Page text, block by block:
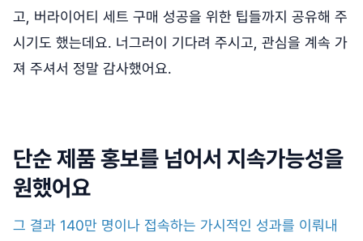
고, 버라이어티 세트 구매 성공을 위한 팁들까지 공유해 주
시기도 했는데요. 너그러이 기다려 주시고, 관심을 계속 가
져 주셔서 정말 감사했어요.
단순 제품 홍보를 넘어서 지속가능성을
원했어요
그 결과 140만 명이나 접속하는 가시적인 성과를 이뤄내